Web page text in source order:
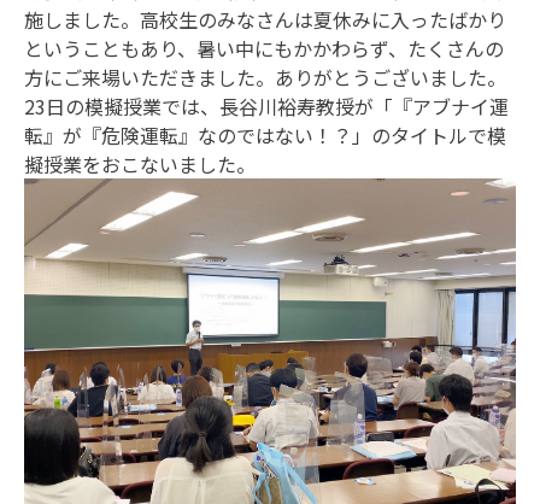
施しました。高校生のみなさんは夏休みに入ったばかり
ということもあり、暑い中にもかかわらず、たくさんの
方にご来場いただきました。ありがとうございました。
23日の模擬授業では、長谷川裕寿教授が「『アブナイ運
転』が『危険運転』なのではない！？」のタイトルで模
擬授業をおこないました。